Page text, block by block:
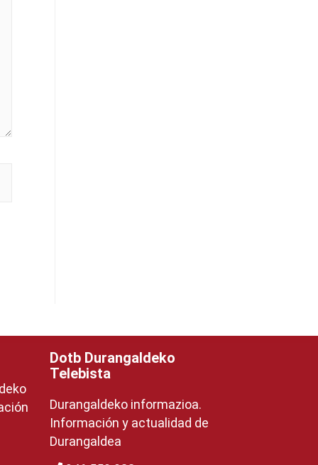
Dotb Durangaldeko
Telebista
Durangaldeko informazioa.
Información y actualidad de
Durangaldea